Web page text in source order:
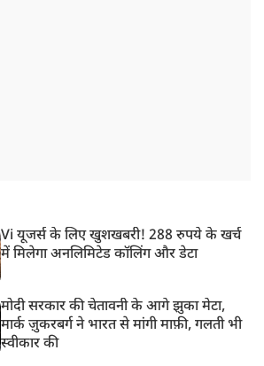
Vi यूजर्स के लिए खुशखबरी! 288 रुपये के खर्च
में मिलेगा अनलिमिटेड कॉलिंग और डेटा
मोदी सरकार की चेतावनी के आगे झुका मेटा,
मार्क ज़ुकरबर्ग ने भारत से मांगी माफ़ी, गलती भी
स्वीकार की